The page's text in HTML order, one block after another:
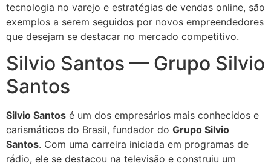
tecnologia no varejo e estratégias de vendas online, são
exemplos a serem seguidos por novos empreendedores
que desejam se destacar no mercado competitivo.
Silvio Santos — Grupo Silvio
Santos
Silvio Santos é um dos empresários mais conhecidos e
carismáticos do Brasil, fundador do Grupo Silvio
Santos. Com uma carreira iniciada em programas de
rádio, ele se destacou na televisão e construiu um